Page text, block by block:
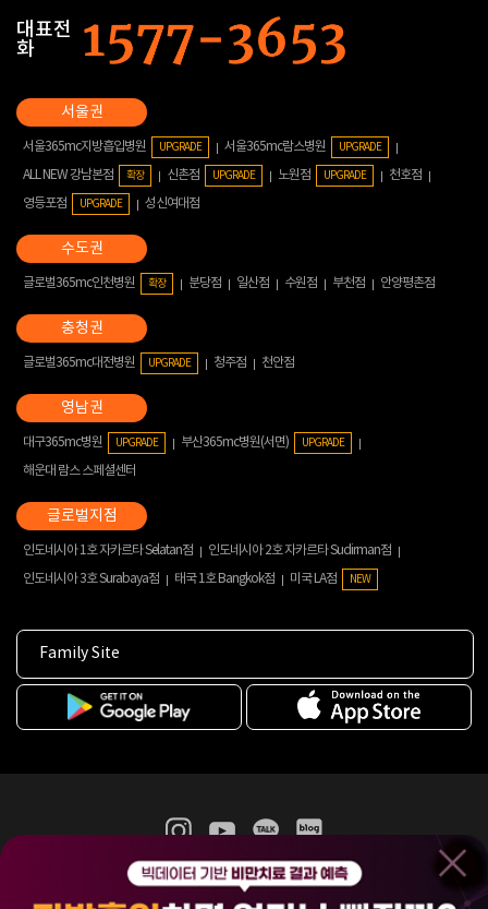
대표전
화
서울365mc지방흡입병원 UPGRADE 서울365mc람스병원 UPGRADE
ALL NEW 강남본점 확장 신촌점 UPGRADE 노원점 UPGRADE
천호점
영등포점
UPGRADE 성신여대점
글로벌365mc인천병원 확장 분당점 일산점 수원점 부천점 안양평촌점
글로벌365mc대전병원 UPGRADE 청주점 천안점
대구365mc병원 UPGRADE 부산365mc병원(서면) UPGRADE
해운대 람스 스페셜센터
인도네시아 1호 자카르타 Selatan점
인도네시아 2호 자카르타 Sudirman점
인도네시아 3호 Surabaya점
태국 1호 Bangkok점 미국 LA점 NEW
Family Site
365mc 병·의원 이용약관
홈페이지 이용약관
비급여진료수가